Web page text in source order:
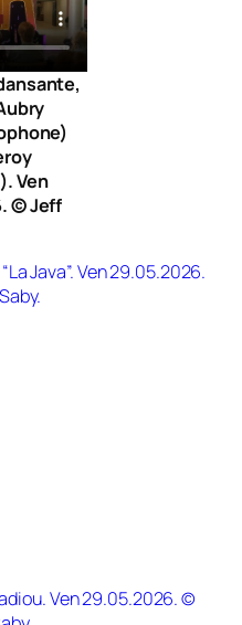
Ven
© Jeff